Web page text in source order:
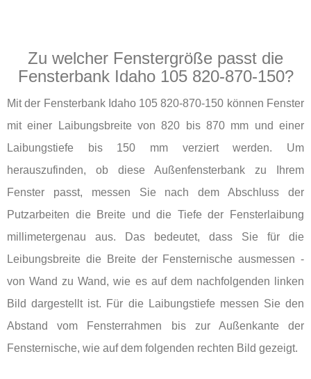
Zu welcher Fenstergröße passt die
Fensterbank Idaho 105 820-870-150?
Mit der Fensterbank Idaho 105 820-870-150 können Fenster
mit einer Laibungsbreite von 820 bis 870 mm und einer
Laibungstiefe bis 150 mm verziert werden. Um
herauszufinden, ob diese Außenfensterbank zu Ihrem
Fenster passt, messen Sie nach dem Abschluss der
Putzarbeiten die Breite und die Tiefe der Fensterlaibung
millimetergenau aus. Das bedeutet, dass Sie für die
Leibungsbreite die Breite der Fensternische ausmessen -
von Wand zu Wand, wie es auf dem nachfolgenden linken
Bild dargestellt ist. Für die Laibungstiefe messen Sie den
Abstand vom Fensterrahmen bis zur Außenkante der
Fensternische, wie auf dem folgenden rechten Bild gezeigt.